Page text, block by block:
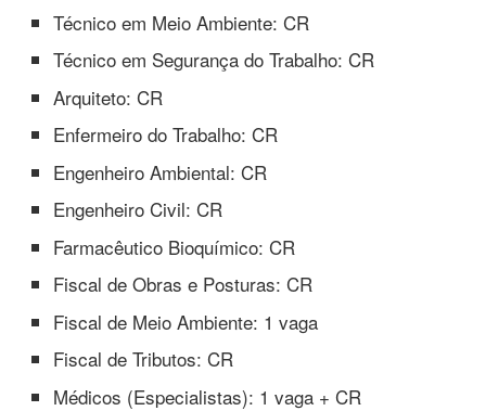
Técnico em Meio Ambiente: CR
Técnico em Segurança do Trabalho: CR
Arquiteto: CR
Enfermeiro do Trabalho: CR
Engenheiro Ambiental: CR
Engenheiro Civil: CR
Farmacêutico Bioquímico: CR
Fiscal de Obras e Posturas: CR
Fiscal de Meio Ambiente: 1 vaga
Fiscal de Tributos: CR
Médicos (Especialistas): 1 vaga + CR